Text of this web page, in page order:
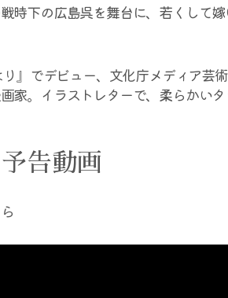
時下の広島呉を舞台に、若くして
』でデビュー、文化庁メディア芸術
家。イラストレターで、柔らかい
告動画